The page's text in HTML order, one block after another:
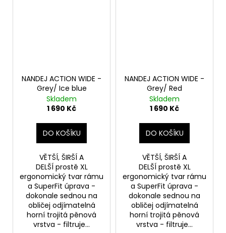
NANDEJ ACTION WIDE -
Grey/ Ice blue
Skladem
1 690 Kč
DO KOŠÍKU
VĚTŠÍ, ŠIRŠÍ A
DELŠÍ prostě XL
ergonomický tvar rámu
a SuperFit úprava -
dokonale sednou na
obličej odjímatelná
horní trojitá pěnová
vrstva - filtruje...
NANDEJ ACTION WIDE -
Grey/ Red
Skladem
1 690 Kč
DO KOŠÍKU
VĚTŠÍ, ŠIRŠÍ A
DELŠÍ prostě XL
ergonomický tvar rámu
a SuperFit úprava -
dokonale sednou na
obličej odjímatelná
horní trojitá pěnová
vrstva - filtruje...